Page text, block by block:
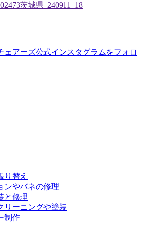
り替え
ンやバネの修理
と修理
リーニングや塗装
制作